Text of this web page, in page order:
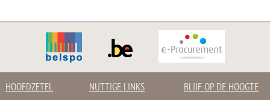
HOOFDZETEL NUTTIGE LINKS BLIJF OP DE HOOGTE